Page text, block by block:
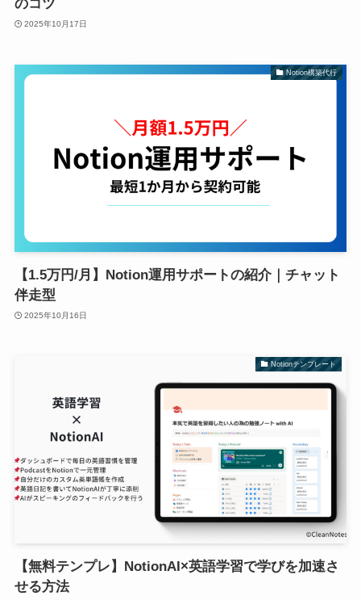
のコツ
2025年10月17日
Notion構築代行
【1.5万円/月】Notion運用サポートの紹介｜チャット
伴走型
2025年10月16日
Notionテンプレート
【無料テンプレ】NotionAI×英語学習で学びを加速さ
せる方法